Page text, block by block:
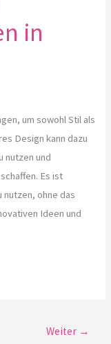
in
um sowohl Stil als
Design kann dazu
nutzen und
Es ist
ohne das
Ideen und
Weiter →